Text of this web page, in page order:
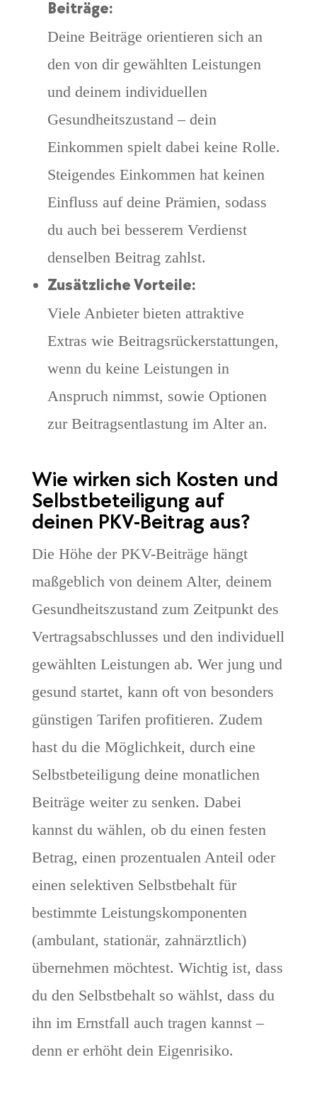
Beiträge:
Deine Beiträge orientieren sich an
den von dir gewählten Leistungen
und deinem individuellen
Gesundheitszustand – dein
Einkommen spielt dabei keine Rolle.
Steigendes Einkommen hat keinen
Einfluss auf deine Prämien, sodass
du auch bei besserem Verdienst
denselben Beitrag zahlst.
Zusätzliche Vorteile:
Viele Anbieter bieten attraktive
Extras wie Beitragsrückerstattungen,
wenn du keine Leistungen in
Anspruch nimmst, sowie Optionen
zur Beitragsentlastung im Alter an.
Wie wirken sich Kosten und
Selbstbeteiligung auf
deinen PKV-Beitrag aus?
Die Höhe der PKV-Beiträge hängt
maßgeblich von deinem Alter, deinem
Gesundheitszustand zum Zeitpunkt des
Vertragsabschlusses und den individuell
gewählten Leistungen ab. Wer jung und
gesund startet, kann oft von besonders
günstigen Tarifen profitieren. Zudem
hast du die Möglichkeit, durch eine
Selbstbeteiligung deine monatlichen
Beiträge weiter zu senken. Dabei
kannst du wählen, ob du einen festen
Betrag, einen prozentualen Anteil oder
einen selektiven Selbstbehalt für
bestimmte Leistungskomponenten
(ambulant, stationär, zahnärztlich)
übernehmen möchtest. Wichtig ist, dass
du den Selbstbehalt so wählst, dass du
ihn im Ernstfall auch tragen kannst –
denn er erhöht dein Eigenrisiko.